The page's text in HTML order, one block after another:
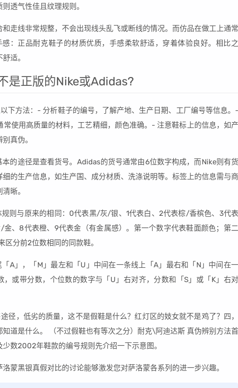
透气性佳且纹理规则。
走线非常规整，不会出现线头乱飞或断线的情况。而仿品在做工上通常
：正品耐克鞋子的材质优质，手感柔软舒适，穿着体验良好。相比之
适。
是正版的Nike或Adidas?
下方法：- 分析鞋子的编号，了解产地、生产日期、工厂编号等信息。-
使用高质量的材料，工艺精细，颜色准确。- 注意鞋标上的信息，如产
真伪。
的途径是查看货号。Adidas的货号通常由6位数字构成，而Nike则有货
的生产信息，如生产国、成分材质、洗涤说明等。标签上的信息需与商
晰。
则与原来的相同：0代表黑/灰/银、1代表白、2代表棕/香槟色、3代表
、8代表橙、9代表金（有金属感）。第一个数字代表鞋面颜色；第二
分前2位数相同的同款鞋。
A」，「M」最左和「U」中间在一条线上「A」最右和「N」中间在一
或带分数，个位数的数字与「U」右对齐，分数和「S」或「K」右对
径，低劣的质量，这不是假鞋是什么？红灯区的妓女就不是鸡了？四，
道是什么。 （不过假鞋也有等次之分）耐克\阿迪达斯 真伪辨别方法首
数2002年鞋款的编号规则先介绍一下示意图。
蒙黑银真假对比的讨论能够激发您对萨洛蒙各系列的进一步兴趣。